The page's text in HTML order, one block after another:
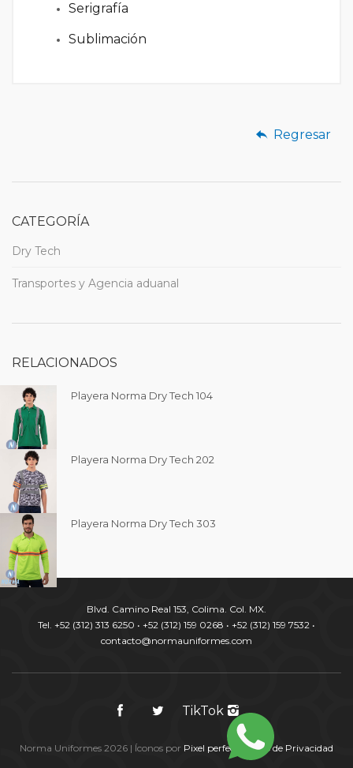
Serigrafía
Sublimación
Regresar
CATEGORÍA
Dry Tech
Transportes y Agencia aduanal
RELACIONADOS
Playera Norma Dry Tech 104
Playera Norma Dry Tech 202
Playera Norma Dry Tech 303
Blvd. Camino Real 153, Colima. Col. MX.
Tel. +52 (312) 313 6250 • +52 (312) 159 0268 • +52 (312) 159 7532 •
contacto@normauniformes.com
TikTok
Norma Uniformes 2026 | Íconos por Pixel perfect |Aviso de Privacidad